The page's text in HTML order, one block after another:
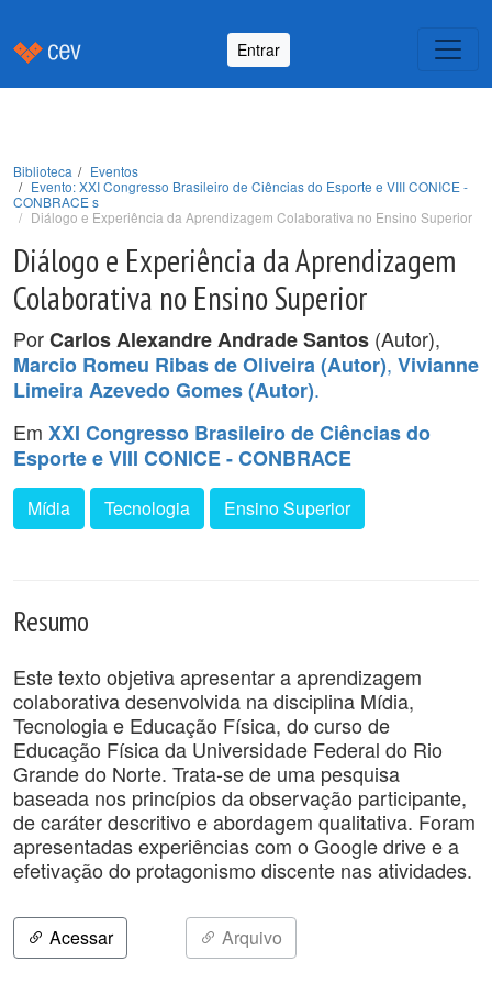
Entrar
Biblioteca
Eventos
Evento: XXI Congresso Brasileiro de Ciências do Esporte e VIII CONICE -
CONBRACE s
Diálogo e Experiência da Aprendizagem Colaborativa no Ensino Superior
Diálogo e Experiência da Aprendizagem
Colaborativa no Ensino Superior
PorCarlos Alexandre Andrade Santos (Autor),
Marcio Romeu Ribas de Oliveira (Autor), Vivianne
Limeira Azevedo Gomes (Autor).
Em XXI Congresso Brasileiro de Ciências do
Esporte e VIII CONICE - CONBRACE
Mídia Tecnologia Ensino Superior
Resumo
Este texto objetiva apresentar a aprendizagem
colaborativa desenvolvida na disciplina Mídia,
Tecnologia e Educação Física, do curso de
Educação Física da Universidade Federal do Rio
Grande do Norte. Trata-se de uma pesquisa
baseada nos princípios da observação participante,
de caráter descritivo e abordagem qualitativa. Foram
apresentadas experiências com o Google drive e a
efetivação do protagonismo discente nas atividades.
Acessar Arquivo